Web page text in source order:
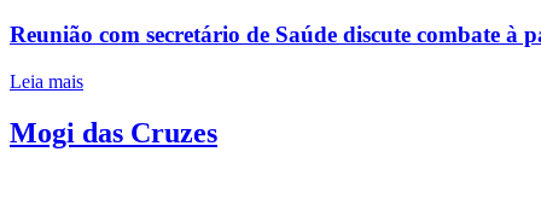
Reunião com secretário de Saúde discute combate à
Leia mais
Mogi das Cruzes